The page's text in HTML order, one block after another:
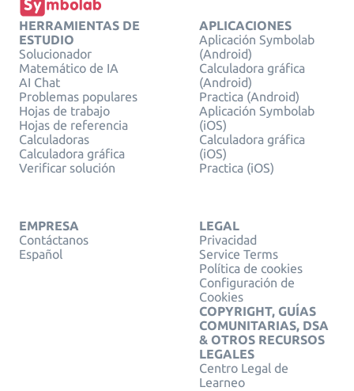
HERRAMIENTAS DE
ESTUDIO
Solucionador
Matemático de IA
AI Chat
Problemas populares
Hojas de trabajo
Hojas de referencia
Calculadoras
Calculadora gráfica
Verificar solución
APLICACIONES
Aplicación Symbolab
(Android)
Calculadora gráfica
(Android)
Practica (Android)
Aplicación Symbolab
(iOS)
Calculadora gráfica
(iOS)
Practica (iOS)
EMPRESA
Contáctanos
Español
LEGAL
Privacidad
Service Terms
Política de cookies
Configuración de
Cookies
COPYRIGHT, GUÍAS
COMUNITARIAS, DSA
& OTROS RECURSOS
LEGALES
Centro Legal de
Learneo